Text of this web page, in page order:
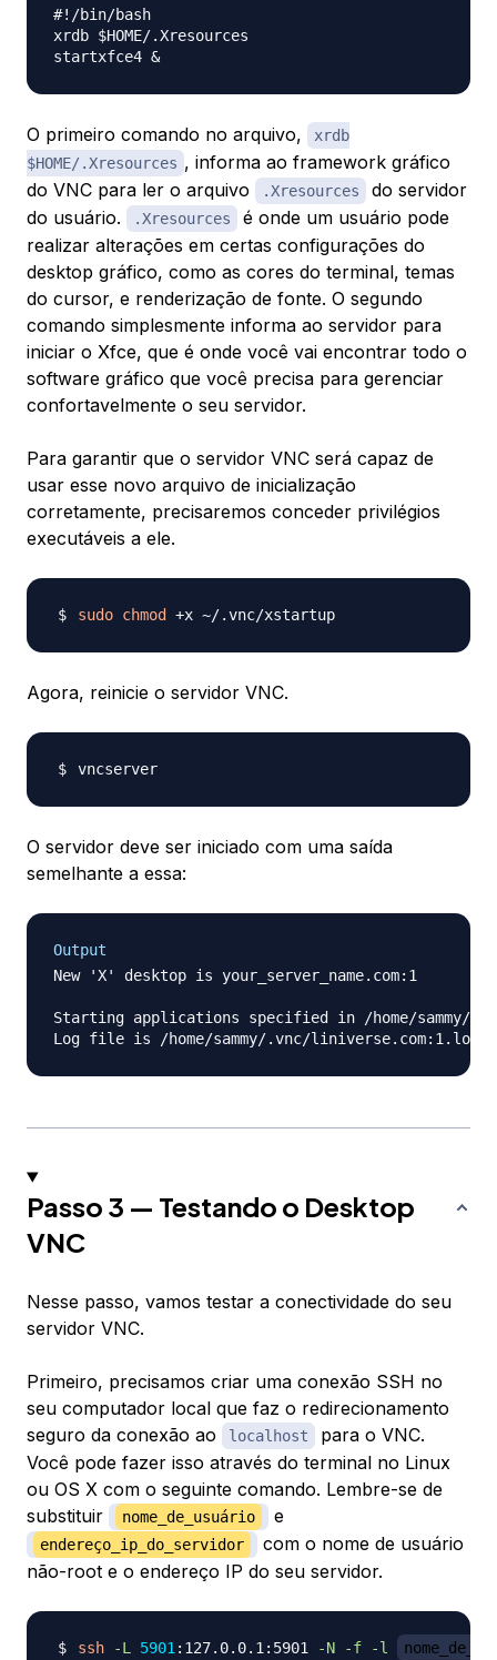
#!/bin/bash
xrdb $HOME/.Xresources
O primeiro comando no arquivo,
xrdb
$HOME/.Xresources , informa ao framework gráfico
do VNC para ler o arquivo
.Xresources
do servidor
do usuário.
.Xresources
é onde um usuário pode
realizar alterações em certas configurações do
desktop gráfico, como as cores do terminal, temas
do cursor, e renderização de fonte. O segundo
comando simplesmente informa ao servidor para
iniciar o Xfce, que é onde você vai encontrar todo o
software gráfico que você precisa para gerenciar
confortavelmente o seu servidor.
Para garantir que o servidor VNC será capaz de
usar esse novo arquivo de inicialização
corretamente, precisaremos conceder privilégios
executáveis a ele.
sudo chmod
Agora, reinicie o servidor VNC.
O servidor deve ser iniciado com uma saída
semelhante a essa:
Output
New 'X' desktop is your_server_name.com:1
Starting applications specified in /home/sammy/
Passo 3 — Testando o Desktop
VNC
Nesse passo, vamos testar a conectividade do seu
servidor VNC.
Primeiro, precisamos criar uma conexão SSH no
seu computador local que faz o redirecionamento
seguro da conexão ao
localhost
para o VNC.
Você pode fazer isso através do terminal no Linux
ou OS X com o seguinte comando. Lembre-se de
substituir
nome_de_usuário e
endereço_ip_do_servidor
com o nome de usuário
não-root e o endereço IP do seu servidor.
ssh -L 5901:127.0.0.1:5901 -N -f -l